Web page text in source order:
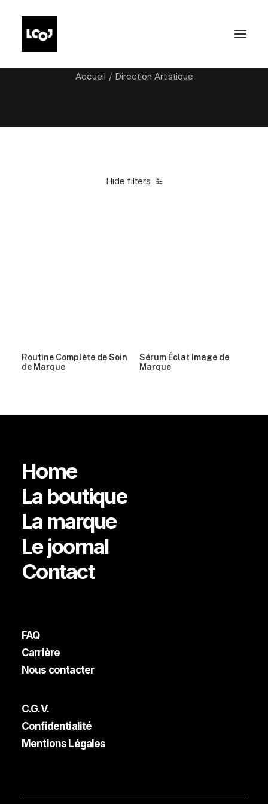
Direction Artistique
Accueil Direction Artistique
Hide filters
Routine Complète de Soin
de Marque
Sérum Éclat Image de
Marque
Home
La boutique
La marque
Le joornal
Contact
FAQ
Carrière
Nous contacter
C.G.V.
Confidentialité
Mentions Légales